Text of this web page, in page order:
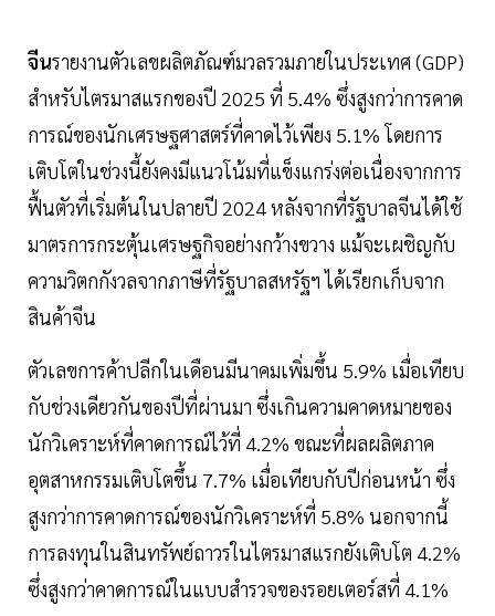
จีนรายงานตัวเลขผลิตภัณฑ์มวลรวมภายในประเทศ (GDP)
สำหรับไตรมาสแรกของปี 2025 ที่ 5.4% ซึ่งสูงกว่าการคาด
การณ์ของนักเศรษฐศาสตร์ที่คาดไว้เพียง 5.1% โดยการ
เติบโตในช่วงนี้ยังคงมีแนวโน้มที่แข็งแกร่งต่อเนื่องจากการ
ฟื้นตัวที่เริ่มต้นในปลายปี 2024 หลังจากที่รัฐบาลจีนได้ใช้
มาตรการกระตุ้นเศรษฐกิจอย่างกว้างขวาง แม้จะเผชิญกับ
ความวิตกกังวลจากภาษีที่รัฐบาลสหรัฐฯ ได้เรียกเก็บจาก
สินค้าจีน
ตัวเลขการค้าปลีกในเดือนมีนาคมเพิ่มขึ้น 5.9% เมื่อเทียบ
กับช่วงเดียวกันของปีที่ผ่านมา ซึ่งเกินความคาดหมายของ
นักวิเคราะห์ที่คาดการณ์ไว้ที่ 4.2% ขณะที่ผลผลิตภาค
อุตสาหกรรมเติบโตขึ้น 7.7% เมื่อเทียบกับปีก่อนหน้า ซึ่ง
สูงกว่าการคาดการณ์ของนักวิเคราะห์ที่ 5.8% นอกจากนี้
การลงทุนในสินทรัพย์ถาวรในไตรมาสแรกยังเติบโต 4.2%
ซึ่งสูงกว่าคาดการณ์ในแบบสำรวจของรอยเตอร์สที่ 4.1%